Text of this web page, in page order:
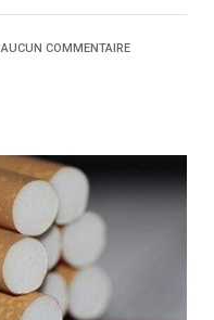
AUCUN COMMENTAIRE